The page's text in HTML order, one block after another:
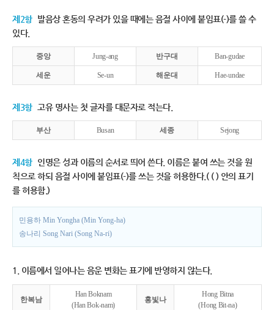
제2항 발음상 혼동의 우려가 있을 때에는 음절 사이에 붙임표(-)를 쓸 수
있다.
중앙 Jung-ang 반구대 Ban-gudae
세운 Se-un 해운대 Hae-undae
제3항 고유 명사는 첫 글자를 대문자로 적는다.
부산 Busan 세종 Sejong
제4항 인명은 성과 이름의 순서로 띄어 쓴다. 이름은 붙여 쓰는 것을 원
칙으로 하되 음절 사이에 붙임표(-)를 쓰는 것을 허용한다.( ( ) 안의 표기
를 허용함.)
민용하 Min Yongha (Min Yong-ha)
송나리 Song Nari (Song Na-ri)
1. 이름에서 일어나는 음운 변화는 표기에 반영하지 않는다.
한복남
Han Boknam
(Han Bok-nam)
홍빛나
Hong Bitna
(Hong Bit-na)